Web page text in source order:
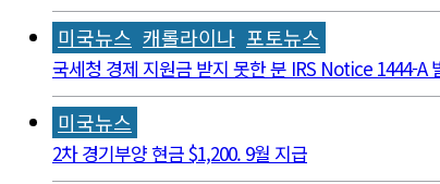
미국뉴스 캐롤라이나 포토뉴스
국세청 경제 지원금 받지 못한 분 IRS Notice 1444-A
미국뉴스
2차 경기부양 현금 $1,200. 9월 지급